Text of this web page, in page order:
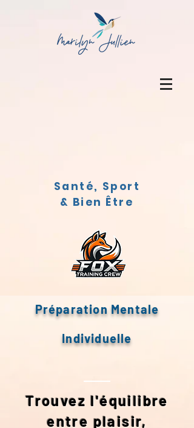
Santé, Sport
& Bien Être
Préparation Mentale
Individuelle
Trouvez l'équilibre
entre plaisir,